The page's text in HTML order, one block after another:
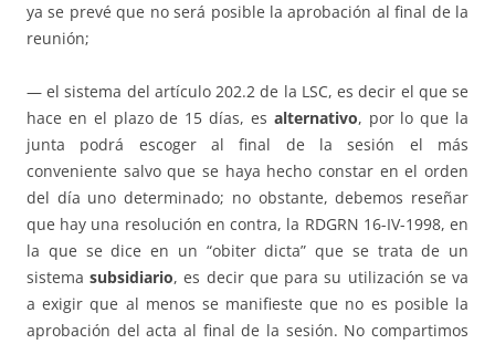
ya se prevé que no será posible la aprobación al final de la
reunión;
— el sistema del artículo 202.2 de la LSC, es decir el que se
hace en el plazo de 15 días, es alternativo, por lo que la
junta podrá escoger al final de la sesión el más
conveniente salvo que se haya hecho constar en el orden
del día uno determinado; no obstante, debemos reseñar
que hay una resolución en contra, la RDGRN 16-IV-1998, en
la que se dice en un “obiter dicta” que se trata de un
sistemasubsidiario, es decir que para su utilización se va
a exigir que al menos se manifieste que no es posible la
aprobación del acta al final de la sesión. No compartimos